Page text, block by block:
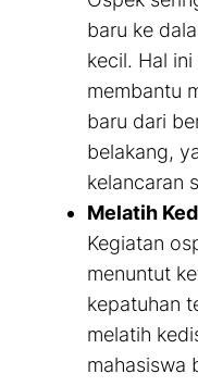
baru ke
kecil. Hal
membantu
baru dari
belakang,
kelancaran
Melatih
Kegiatan
menuntut
kepatuhan
melatih
mahasiswa